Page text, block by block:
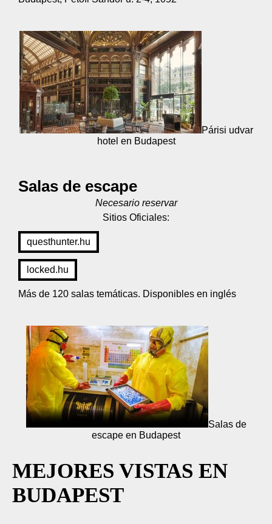
Párisi udvar
hotel en Budapest
Salas de escape
Necesario reservar
Sitios Oficiales:
questhunter.hu
locked.hu
Más de 120 salas temáticas. Disponibles en inglés
Salas de
escape en Budapest
MEJORES VISTAS EN
BUDAPEST